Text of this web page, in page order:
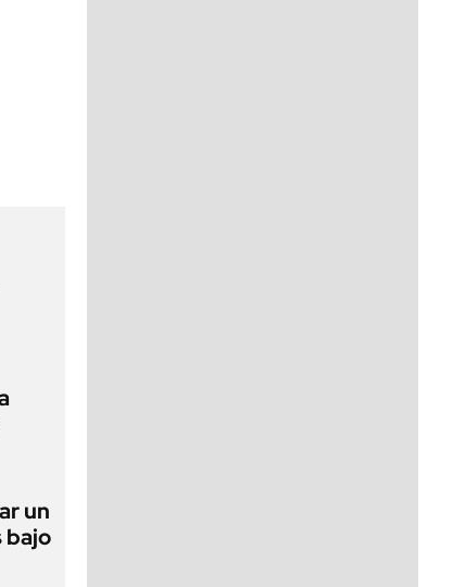
un
bajo